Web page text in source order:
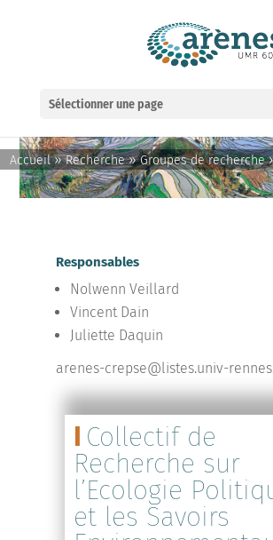
Sélectionner une page
Accueil»Recherche»Groupes de recherche
Responsables
Nolwenn Veillard
Vincent Dain
Juliette Daquin
arenes-crepse@listes.univ-
Collectif de
Recherche sur
l’Ecologie
et les Savoirs